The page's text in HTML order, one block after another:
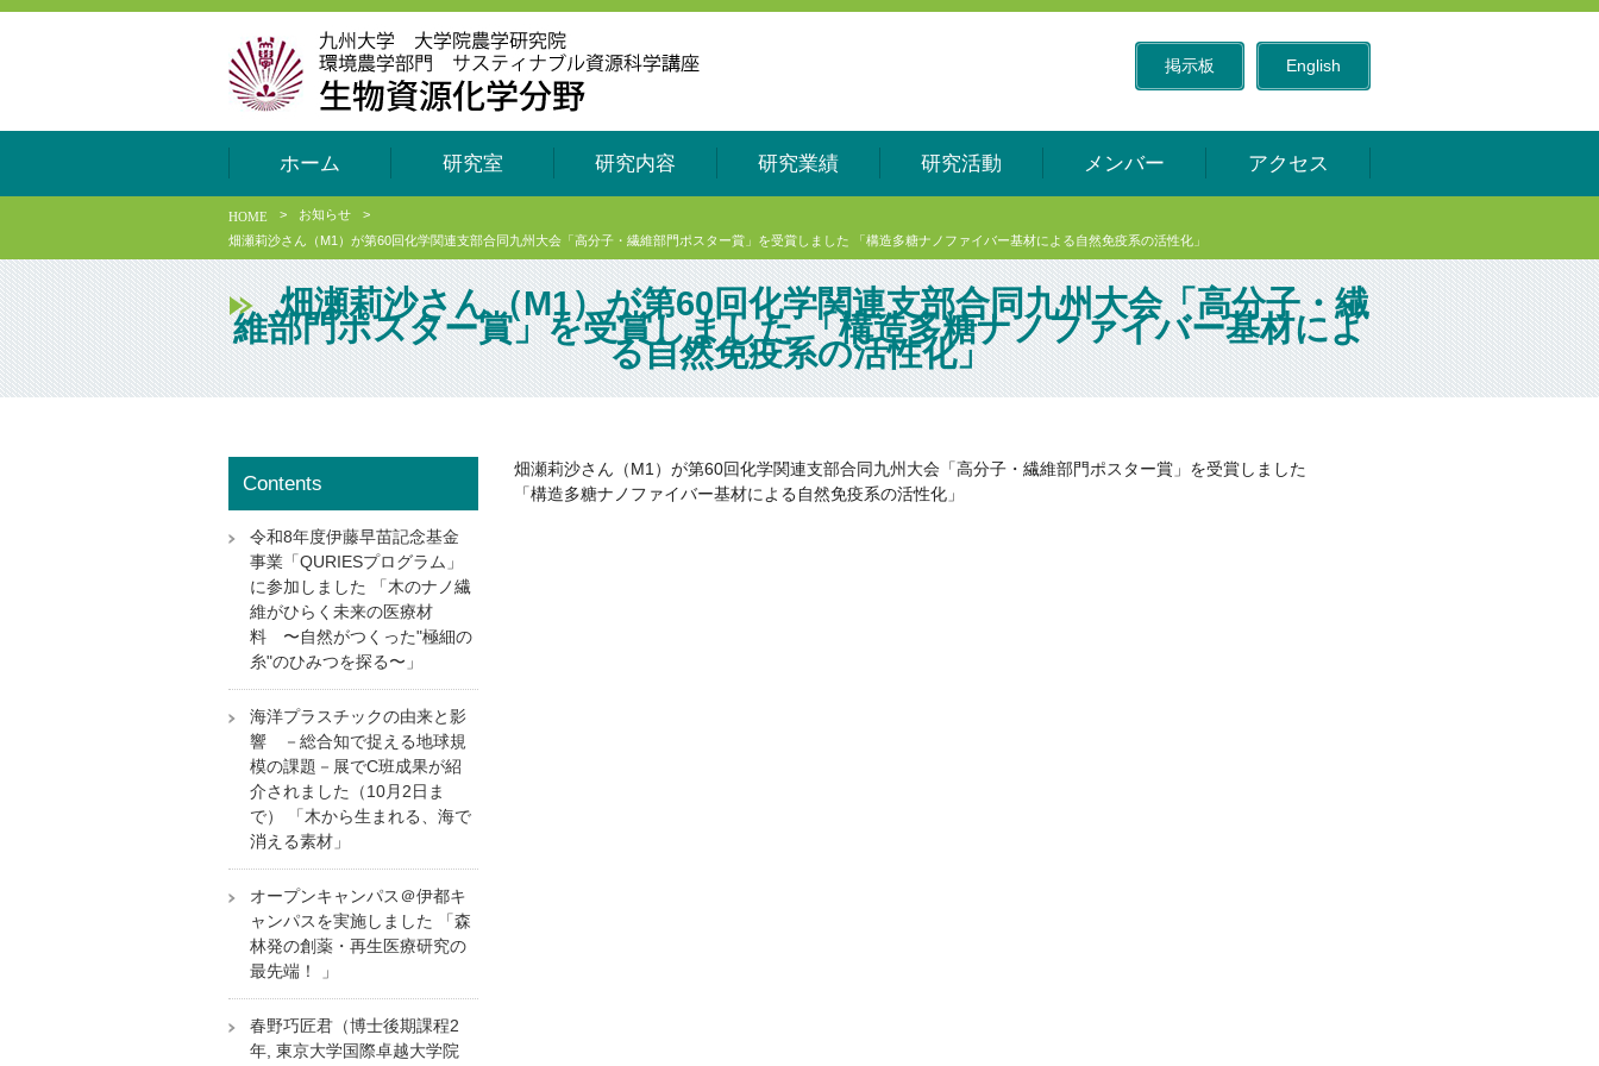
掲示板 English
ホーム 研究室 研究内容 研究業績 研究活動 メンバー アクセス
HOME > お知らせ
>
畑瀬莉沙さん（M1）が第60回化学関連支部合同九州大会「高分子・繊維部門ポスター賞」を受賞しました 「構造多糖ナノファイバー基材による自然免疫系の活性化」
畑瀬莉沙さん（M1）が第60回化学関連支部合同九州大会「高分子・繊
維部門ポスター賞」を受賞しました 「構造多糖ナノファイバー基材によ
る自然免疫系の活性化」
畑瀬莉沙さん（M1）が第60回化学関連支部合同九州大会「高分子・繊維部門ポスター賞」を受賞しました
「構造多糖ナノファイバー基材による自然免疫系の活性化」
Contents
令和8年度伊藤早苗記念基金
事業「QURIESプログラム」
に参加しました 「木のナノ繊
維がひらく未来の医療材
料 〜自然がつくった"極細の
糸"のひみつを探る〜」
海洋プラスチックの由来と影
響 －総合知で捉える地球規
模の課題－展でC班成果が紹
介されました（10月2日ま
で） 「木から生まれる、海で
消える素材」
オープンキャンパス＠伊都キ
ャンパスを実施しました 「森
林発の創薬・再生医療研究の
最先端！ 」
春野巧匠君（博士後期課程2
年, 東京大学国際卓越大学院